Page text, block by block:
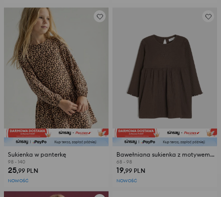
Sukienka w panterkę
98 - 140
25,99 PLN
NOWOŚĆ
Bawełniana sukienka z motywem kokardy
68 - 98
19,99 PLN
NOWOŚĆ